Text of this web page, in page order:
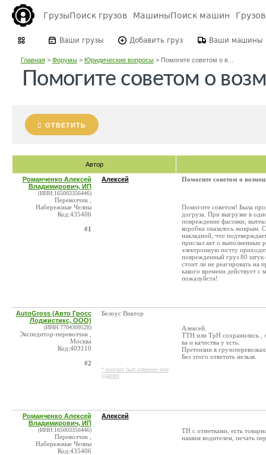
ГрузыПоиск грузов МашиныПоиск машин
Ваши грузы Добавить груз Ваши машины
Главная> Форумы> Юридические вопросы> Помогите советом о в...
Помогите советом о
ОТВЕТИТЬ
Автор
Романченко Алексей
Владимирович, ИП
(ИНН:165003356446)
Перевозчик ,
Набережные Челны
Код:435406
#1
Алексей Помогите советом о
Помогите советом! Была
догруза. При выгрузке в
повреждение фасовки,
коробки оказалось мокрым.
накладной, что
прислал акт о выполненных
электронную почту
поврежденный груз 80 штук
стоит ли не реагировать на
какого времени действует с
пожалуйста!
AutoGross (Авто Гросс
Лоджистикс, ООО)
(ИНН:7704309528)
Экспедитор-перевозчик ,
Москва
Код:403110
#2
Белоус Виктор
* контакт был изменен или
удален
Алексей.
ТТН или ТрН сохранились ,
ва и качества у есть.
Претензии в
Без этого ответить нельзя.
Романченко Алексей
Владимирович, ИП
(ИНН:165003356446)
Перевозчик ,
Набережные Челны
Код:435406
Алексей
ТН с отметками, есть
нашим водителем, печать